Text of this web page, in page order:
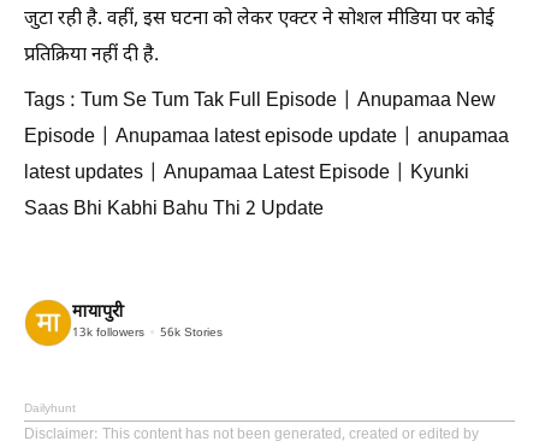
जुटा रही है. वहीं, इस घटना को लेकर एक्टर ने सोशल मीडिया पर कोई
प्रतिक्रिया नहीं दी है.
Tags : Tum Se Tum Tak Full Episode | Anupamaa New
Episode | Anupamaa latest episode update | anupamaa
latest updates | Anupamaa Latest Episode | Kyunki
Saas Bhi Kabhi Bahu Thi 2 Update
मायापुरी
13k followers 56k Stories
Dailyhunt
Disclaimer: This content has not been generated, created or edited by